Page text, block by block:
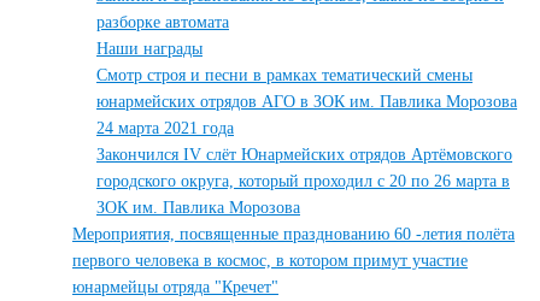
разборке автомата
Наши награды
Смотр строя и песни в рамках тематический смены
юнармейских отрядов АГО в ЗОК им. Павлика Морозова
24 марта 2021 года
Закончился IV слёт Юнармейских отрядов Артёмовского
городского округа, который проходил с 20 по 26 марта в
ЗОК им. Павлика Морозова
Мероприятия, посвященные празднованию 60 -летия полёта
первого человека в космос, в котором примут участие
юнармейцы отряда "Кречет"